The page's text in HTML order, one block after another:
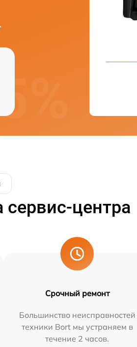
центра
Срочный ремонт
Большинство неисправностей
техники Bort мы устраняем в
течение 2 часов.